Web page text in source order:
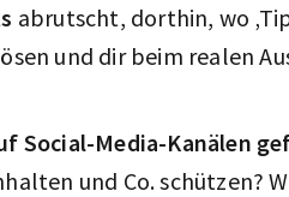
abrutscht, dorthin, wo
und dir beim realen
Social-Media-Kanälen
und Co. schützen?